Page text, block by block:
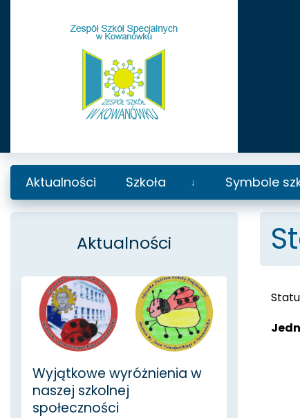
Aktualności Szkoła
Rozwiń
podmenu
Symbole
Aktualności
Wyjątkowe wyróżnienia w
naszej szkolnej
społeczności